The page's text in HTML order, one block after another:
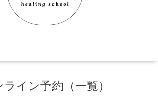
ライン予約（一覧）